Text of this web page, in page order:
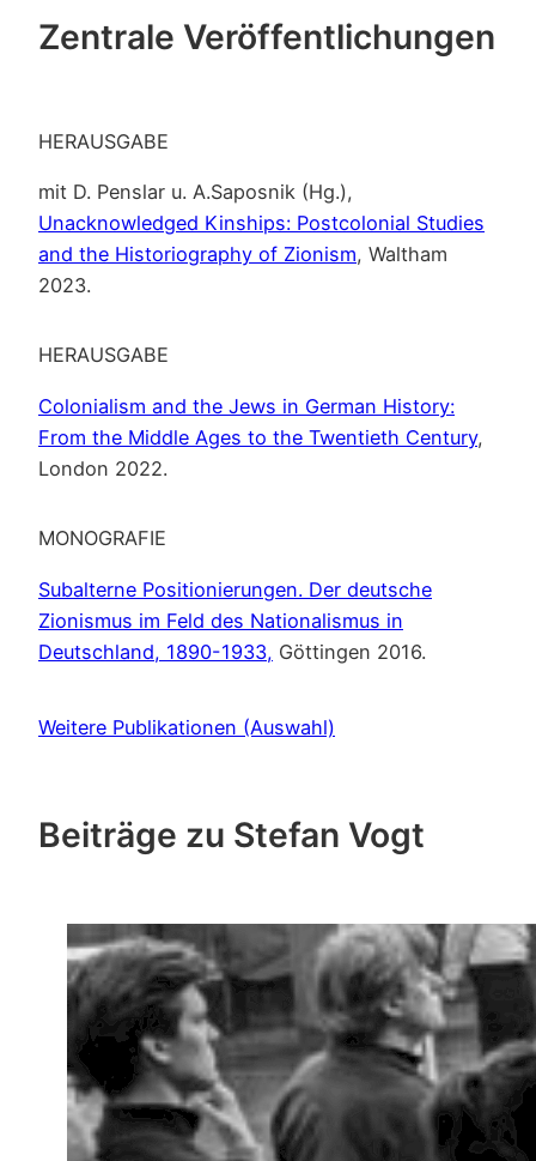
Zentrale Veröffentlichungen
HERAUSGABE
mit D. Penslar u. A.Saposnik (Hg.),
Unacknowledged Kinships: Postcolonial Studies
and the Historiography of Zionism, Waltham
2023.
HERAUSGABE
Colonialism and the Jews in German History:
From the Middle Ages to the Twentieth Century,
London 2022.
MONOGRAFIE
Subalterne Positionierungen. Der deutsche
Zionismus im Feld des Nationalismus in
Deutschland, 1890-1933, Göttingen 2016.
Weitere Publikationen (Auswahl)
Beiträge zu Stefan Vogt